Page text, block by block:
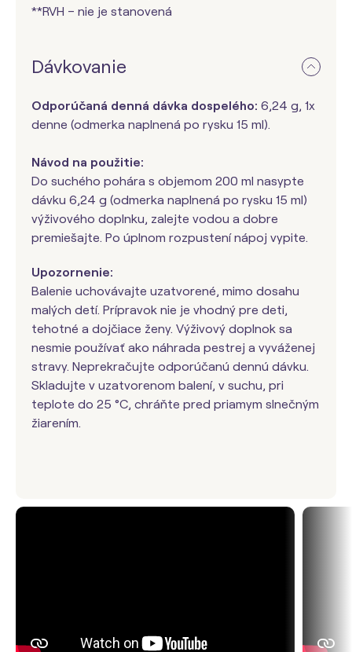
**RVH – nie je stanovená
Dávkovanie
Odporúčaná denná dávka dospelého: 6,24 g, 1x
denne (odmerka naplnená po rysku 15 ml).
Návod na použitie:
Do suchého pohára s objemom 200 ml nasypte
dávku 6,24 g (odmerka naplnená po rysku 15 ml)
výživového doplnku, zalejte vodou a dobre
premiešajte. Po úplnom rozpustení nápoj vypite.
Upozornenie:
Balenie uchovávajte uzatvorené, mimo dosahu
malých detí. Prípravok nie je vhodný pre deti,
tehotné a dojčiace ženy. Výživový doplnok sa
nesmie používať ako náhrada pestrej a vyváženej
stravy. Neprekračujte odporúčanú dennú dávku.
Skladujte v uzatvorenom balení, v suchu, pri
teplote do 25 °C, chráňte pred priamym slnečným
žiarením.